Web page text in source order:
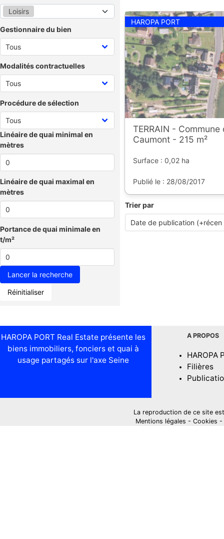
Loisirs
Gestionnaire du bien
Modalités contractuelles
Procédure de sélection
Linéaire de quai minimal en
mètres
Linéaire de quai maximal en
mètres
Portance de quai minimale en
t/m²
Réinitialiser
HAROPA PORT
TERRAIN -
Caumont - 215 m²
Surface : 0,02 ha
Publié le : 28/08/2017
Trier par
HAROPA PORT Real Estate présente les
biens immobiliers, fonciers et quai à
usage partagés sur l'axe Seine
A PROPOS
HAROPA
Filières
La reproduction de ce site
Mentions légales - Cookies -